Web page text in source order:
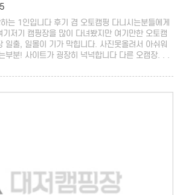
는 1인입니다 후기 겸 오토캠핑 다니시는분들에게
저기 캠핑장을 많이 다녀봤지만 여기만한 오토캠
일출, 일몰이 기가 막힙니다. 사진못올려서 아쉬워
부분! 사이트가 굉장히 넉넉합니다 다른 오캠장. . .